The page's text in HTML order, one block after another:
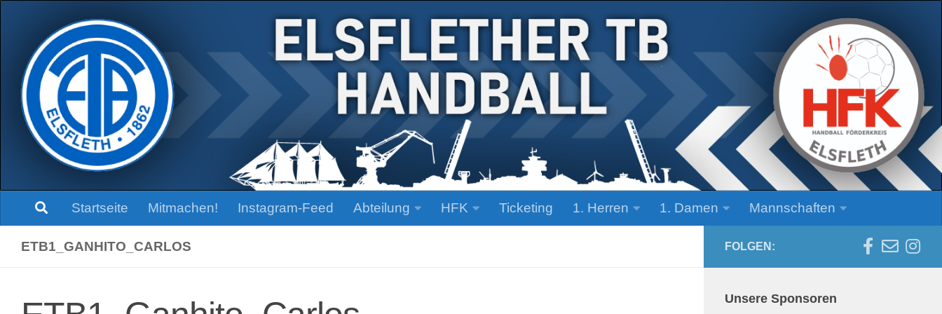
Zum Inhalt springen
Startseite Mitmachen! Instagram-Feed Abteilung HFK Ticketing 1. Herren 1. Damen Mannschaften
ETB1_GANHITO_CARLOS FOLGEN:
Unsere Sponsoren